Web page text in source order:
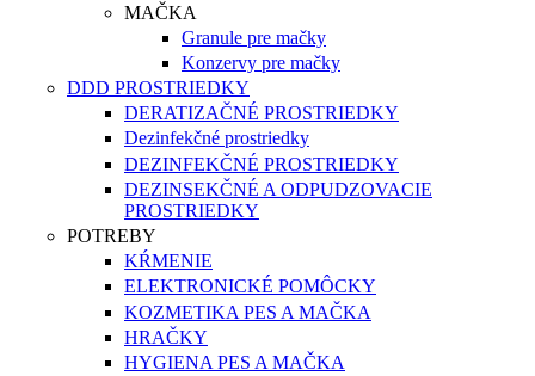
MAČKA
Granule pre mačky
Konzervy pre mačky
DDD PROSTRIEDKY
DERATIZAČNÉ PROSTRIEDKY
Dezinfekčné prostriedky
DEZINFEKČNÉ PROSTRIEDKY
DEZINSEKČNÉ A ODPUDZOVACIE
PROSTRIEDKY
POTREBY
KŔMENIE
ELEKTRONICKÉ POMÔCKY
KOZMETIKA PES A MAČKA
HRAČKY
HYGIENA PES A MAČKA